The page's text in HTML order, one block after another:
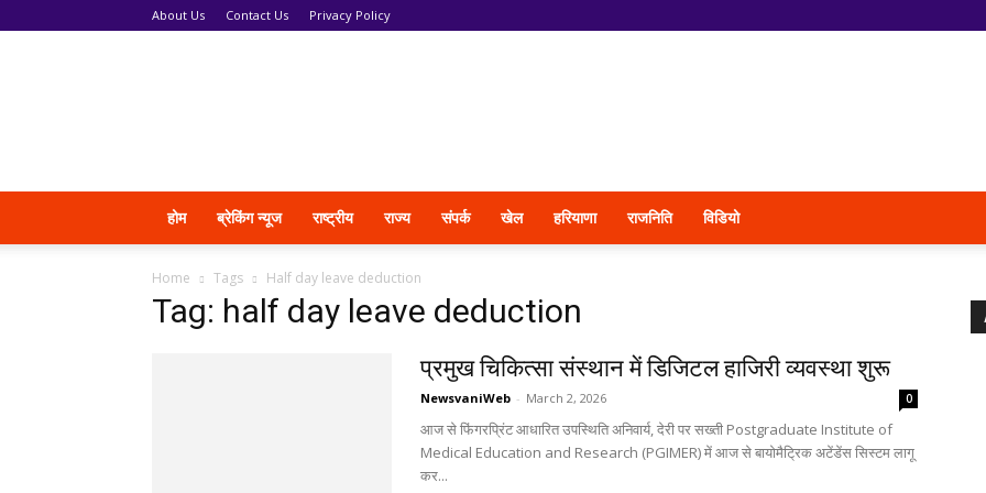
About Us Contact Us Privacy Policy
होम ब्रेकिंग न्यूज राष्ट्रीय राज्य संपर्क खेल हरियाणा राजनिति विडियो
Home Tags Half day leave deduction
Tag: half day leave deduction
प्रमुख चिकित्सा संस्थान में डिजिटल हाजिरी व्यवस्था शुरू
NewsvaniWeb - March 2, 2026 0
आज से फिंगरप्रिंट आधारित उपस्थिति अनिवार्य, देरी पर सख्ती Postgraduate Institute of
Medical Education and Research (PGIMER) में आज से बायोमैट्रिक अटेंडेंस सिस्टम लागू
कर...